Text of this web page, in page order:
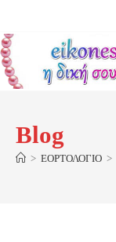
content
Blog
> ΕΟΡΤΟΛΟΓΙΟ >